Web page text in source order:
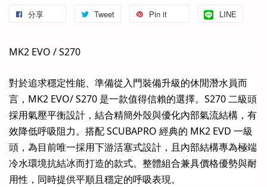
分享 Tweet Pin it LINE
MK2 EVO / S270
對於追求穩定性能、準備從入門裝備升級的休閒潛水員而
言，MK2 EVO/ S270 是一款值得信賴的選擇。S270 二級頭
採用氣壓平衡設計，結合精簡外殼與優化內部氣流結構，有
效降低呼吸阻力。搭配 SCUBAPRO 經典的 MK2 EVD 一級
頭，為目前唯一採用下游活塞式設計，且內部結構專為極端
冷水環境抗結冰而打造的款式。整體組合兼具價格優勢與耐
用性，同時提供平順且穩定的呼吸表現。